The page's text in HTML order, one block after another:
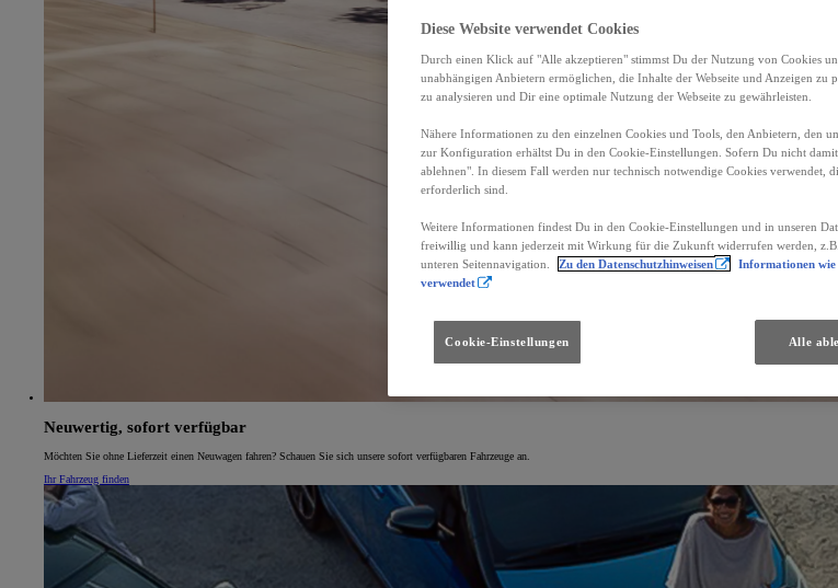
Neuwertig, sofort verfügbar
Möchten Sie ohne Lieferzeit einen Neuwagen fahren? Schauen Sie sich unsere sofort verfügbaren Fahrzeuge an.
Ihr Fahrzeug finden
Diese Website verwendet Cookies
Durch einen Klick auf "Alle akzeptieren" stimmst Du der Nutzung von Cookies
unabhängigen Anbietern ermöglichen, die Inhalte der Webseite und Anzeigen zu
zu analysieren und Dir eine optimale Nutzung der Webseite zu gewährleisten.
Nähere Informationen zu den einzelnen Cookies und Tools, den Anbietern, den
zur Konfiguration erhältst Du in den Cookie-Einstellungen. Sofern Du nicht
ablehnen". In diesem Fall werden nur technisch notwendige Cookies verwendet,
erforderlich sind.
Weitere Informationen findest Du in den Cookie-Einstellungen und in unseren
freiwillig und kann jederzeit mit Wirkung für die Zukunft widerrufen werden,
unteren Seitennavigation.
Zu den Datenschutzhinweisen
Informationen wie
verwendet
Cookie-Einstellungen Alle